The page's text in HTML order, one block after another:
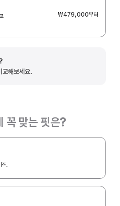
₩479,000부터
교해보세요.
꼭 맞는 핏은?
.